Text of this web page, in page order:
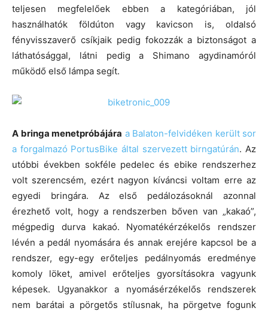
teljesen megfelelőek ebben a kategóriában, jól
használhatók földúton vagy kavicson is, oldalsó
fényvisszaverő csíkjaik pedig fokozzák a biztonságot a
láthatósággal, látni pedig a Shimano agydinamóról
működő első lámpa segít.
A bringa menetpróbájára a Balaton-felvidéken került sor
a forgalmazó PortusBike által szervezett birngatúrán. Az
utóbbi években sokféle pedelec és ebike rendszerhez
volt szerencsém, ezért nagyon kíváncsi voltam erre az
egyedi bringára. Az első pedálozásoknál azonnal
érezhető volt, hogy a rendszerben bőven van „kakaó”,
mégpedig durva kakaó. Nyomatékérzékelős rendszer
lévén a pedál nyomására és annak erejére kapcsol be a
rendszer, egy-egy erőteljes pedálnyomás eredménye
komoly löket, amivel erőteljes gyorsításokra vagyunk
képesek. Ugyanakkor a nyomásérzékelős rendszerek
nem barátai a pörgetős stílusnak, ha pörgetve fogunk